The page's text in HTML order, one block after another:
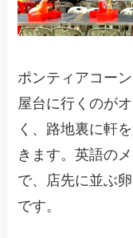
ポンティアコー
屋台に行くのが
く、路地裏に軒
きます。英語の
で、店先に並ぶ
です。